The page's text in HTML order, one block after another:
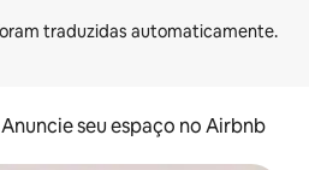
Anuncie seu espaço no Airbnb